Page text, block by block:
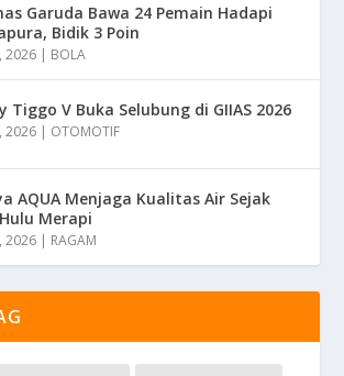
Garuda Bawa 24 Pemain Hadapi
Bidik 3 Poin
2026 | BOLA
Tiggo V Buka Selubung di GIIAS 2026
2026 | OTOMOTIF
AQUA Menjaga Kualitas Air Sejak
Merapi
2026 | RAGAM